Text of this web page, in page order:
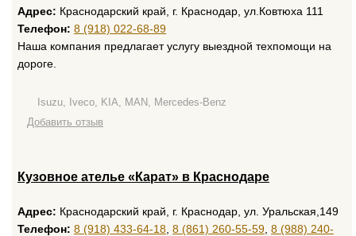
Адрес: Краснодарский край, г. Краснодар, ул.Ковтюха 111
Телефон: 8 (918) 022-68-89
Наша компания предлагает услугу выездной техпомощи на
дороге.
Isuzu, Iveco, KIA, MAN, Mercedes-Benz
Добавить отзыв
Кузовное ателье «Карат» в Краснодаре
Адрес: Краснодарский край, г. Краснодар, ул. Уральская,149
Телефон: 8 (918) 433-64-18 8 (861) 260-55-59 8 (988) 240-